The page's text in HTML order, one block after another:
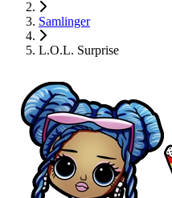
Samlinger
L.O.L. Surprise